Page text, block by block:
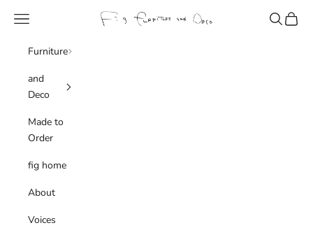
fig furniture and deco
メニュー 検索カート
Furniture
and
Deco
Made to
Order
fig home
About
Voices